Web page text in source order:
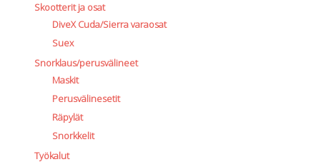
Skootterit ja osat
DiveX Cuda/Sierra varaosat
Suex
Snorklaus/perusvälineet
Maskit
Perusvälinesetit
Räpylät
Snorkkelit
Työkalut